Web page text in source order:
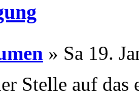
» Sa 19.
Stelle auf